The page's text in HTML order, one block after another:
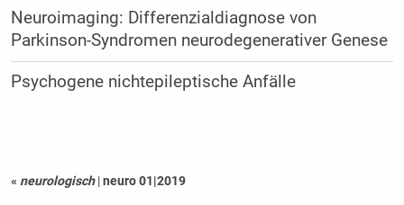
Neuroimaging: Differenzialdiagnose von
Parkinson-Syndromen neurodegenerativer Genese
Psychogene nichtepileptische Anfälle
« neurologisch |neuro 01|2019